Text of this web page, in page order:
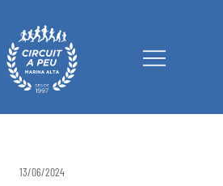
Circuit a Peu Marina Alta
13/06/2024